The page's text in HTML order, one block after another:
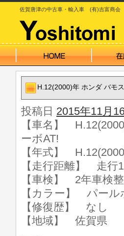
佐賀唐津の中古車・輸入車 (有)吉富商会
H.12(2000)年 ホンダ バモ
投稿日 2015年11月
【車名】
ーボAT!
【年式】
【走行距離】 走行
【車検】 2年車検
【カラー】 パール
【修復歴】 なし
【地域】 佐賀県